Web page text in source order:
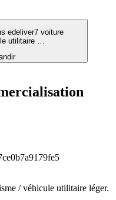
/ véhicule utilitaire léger.